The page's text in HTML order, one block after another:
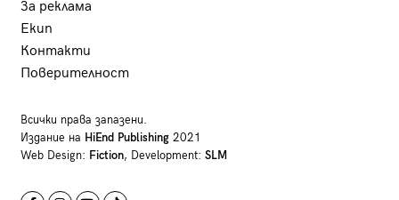
За реклама
Екип
Контакти
Поверителност
Всички права запазени.
Издание на HiEnd Publishing2021
Web Design: Fiction, Development: SLM